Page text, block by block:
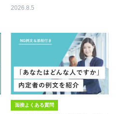
2026.8.5
面接よくある質問